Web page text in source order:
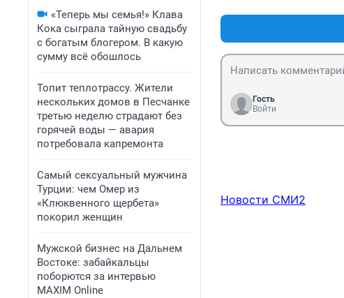
«Теперь мы семья!» Клава
Кока сыграла тайную свадьбу
с богатым блогером. В какую
сумму всё обошлось
Топит теплотрассу. Жители
нескольких домов в Песчанке
третью неделю страдают без
горячей воды — авария
потребовала капремонта
Самый сексуальный мужчина
Турции: чем Омер из
«Клюквенного щербета»
покорил женщин
Мужской бизнес на Дальнем
Востоке: забайкальцы
поборются за интервью
MAXIM Online
Гость
Войти
Новости СМИ2